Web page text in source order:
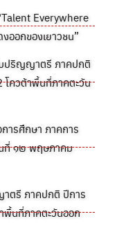
Everywhere
ออกของเยาวชน”
บปริญญาตรี ภาคปกติ
ควต้าพื้นที่ภาคตะวัน
ารศึกษา ภาคการ
ที่ ๑๒ พฤษภาคม
ตรี ภาคปกติ ปีการ
พื้นที่ภาคตะวันออก